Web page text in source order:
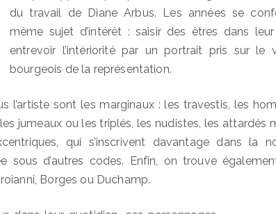
du travail de Diane Arbus. Les années se
même sujet d’intérêt : saisir des êtres dans
entrevoir l’intériorité par un portrait pris sur le
bourgeois de la représentation.
l’artiste sont les marginaux : les travestis, les
jumeaux ou les triplés, les nudistes, les attardés
qui s’inscrivent davantage dans la
sous d’autres codes. Enfin, on trouve
Borges ou Duchamp.